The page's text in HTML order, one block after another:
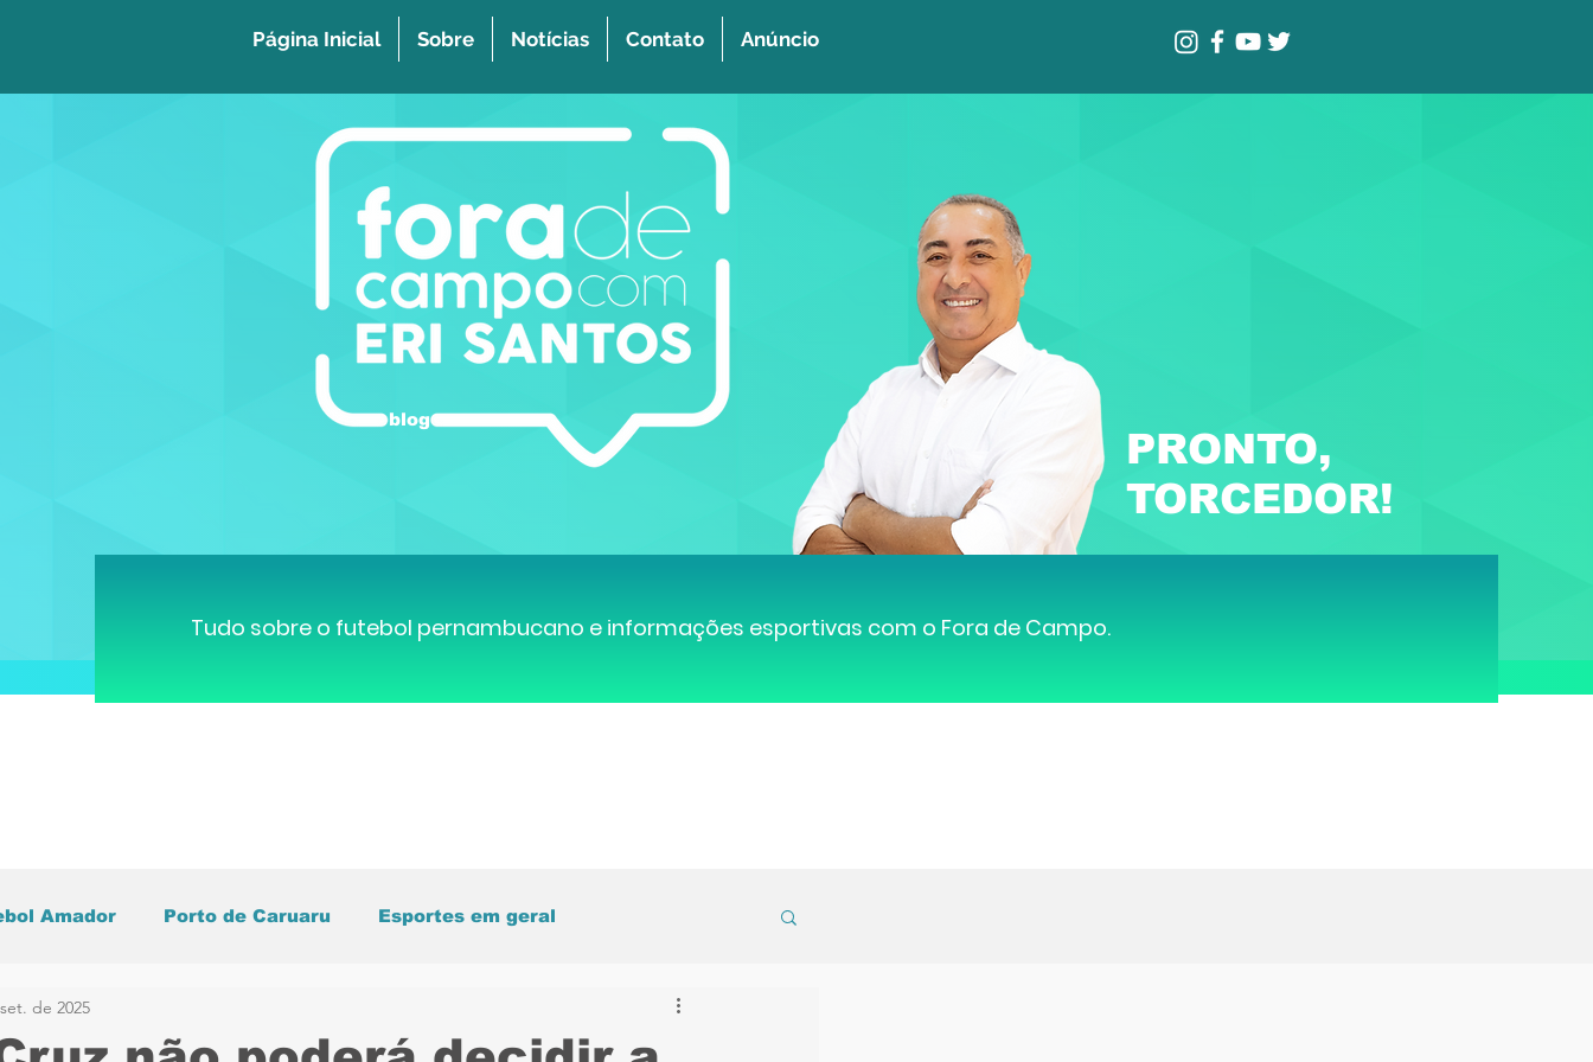
Página Inicial Sobre Notícias Contato Anúncio
PRONTO,
TORCEDOR!
blog
Tudo sobre o futebol pernambucano e informações esportivas com o Fora de Campo.
Amador Porto de Caruaru Esportes em geral
do Mundo Central de Caruaru
de 2025